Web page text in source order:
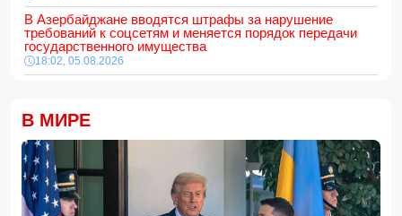
В Азербайджане вводятся штрафы за нарушение
требований к соцсетям и меняется порядок передачи
государственного имущества
18:02, 05.08.2026
18:00, 05.08.2026
Арестован муж известной ведущей Нигяр Фархад
16:48, 05.08.2026
В Баку мужчина арестован за дебош на кладбище
16:28, 05.08.2026
В МИРЕ